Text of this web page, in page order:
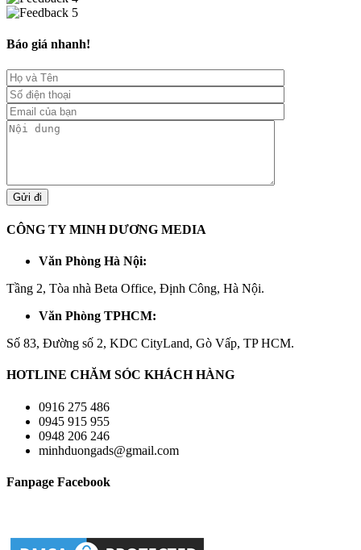
Báo giá nhanh!
CÔNG TY MINH DƯƠNG MEDIA
Văn Phòng Hà Nội:
Tầng 2, Tòa nhà Beta Office, Định Công, Hà Nội.
Văn Phòng TPHCM:
Số 83, Đường số 2, KDC CityLand, Gò Vấp, TP HCM.
HOTLINE CHĂM SÓC KHÁCH HÀNG
0916 275 486
0945 915 955
0948 206 246
minhduongads@gmail.com
Fanpage Facebook